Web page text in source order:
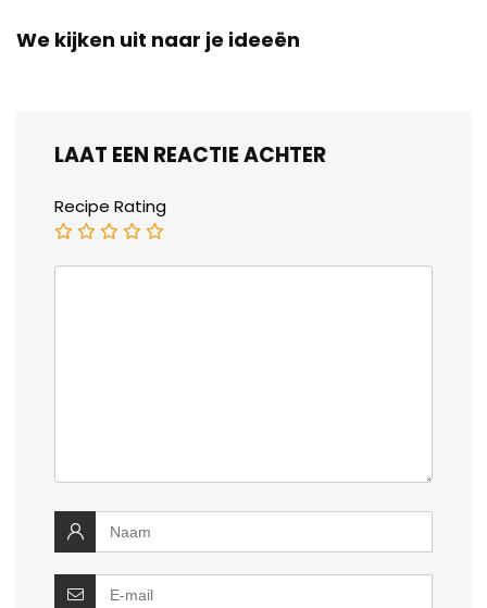
We kijken uit naar je ideeën
LAAT EEN REACTIE ACHTER
Recipe Rating